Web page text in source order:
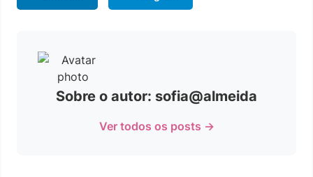
Sobre o autor: sofia@almeida
Ver todos os posts →